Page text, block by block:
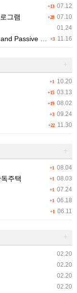
+13 07.12
+28 07.10
그램
01.24
+3 11.16
House Ratings
+1 10.20
+15 03.13
+19 08.02
+3 09.24
+22 11.30
+1 08.04
+1 08.03
주택
+1 07.24
+1 06.18
+1 06.11
02.20
02.20
02.20
02.20